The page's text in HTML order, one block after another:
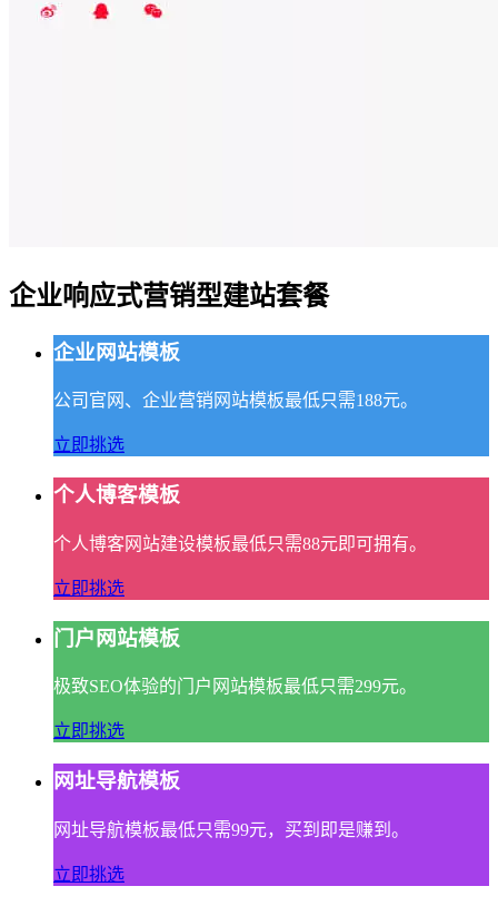
企业响应式营销型建站套餐
企业网站模板
公司官网、企业营销网站模板最低只需188元。
立即挑选
个人博客模板
个人博客网站建设模板最低只需88元即可拥有。
立即挑选
门户网站模板
极致SEO体验的门户网站模板最低只需299元。
立即挑选
网址导航模板
网址导航模板最低只需99元，买到即是赚到。
立即挑选